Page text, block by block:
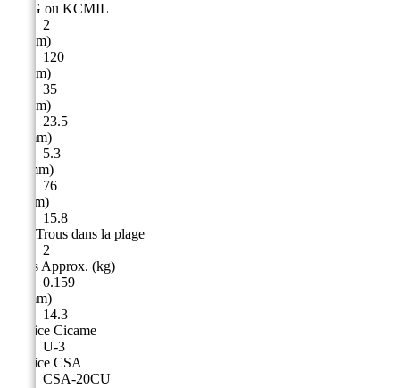
AWG ou KCMIL
2
A (mm)
120
B (mm)
35
C (mm)
23.5
D (mm)
5.3
E ( mm)
76
F (mm)
15.8
nbre Trous dans la plage
2
Poids Approx. (kg)
0.159
G (mm)
14.3
Matrice Cicame
U-3
Matrice CSA
CSA-20CU